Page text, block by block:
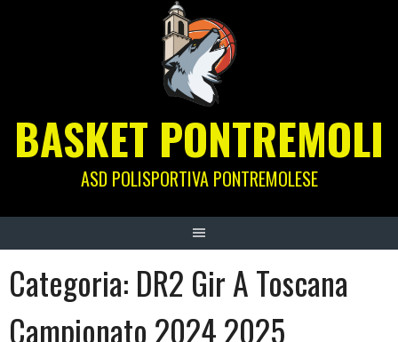
BASKET PONTREMOLI
ASD POLISPORTIVA PONTREMOLESE
Categoria: DR2 Gir A Toscana
Campionato 2024 2025